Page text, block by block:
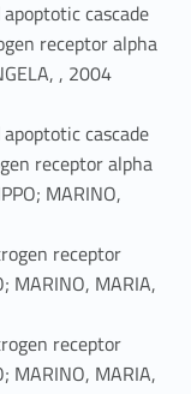
cascade
receptor alpha
, 2004 Link identifier #identifier_person_69308-109
cascade
receptor alpha
MARINO,
receptor
MARINO, MARIA,
receptor
MARINO, MARIA,